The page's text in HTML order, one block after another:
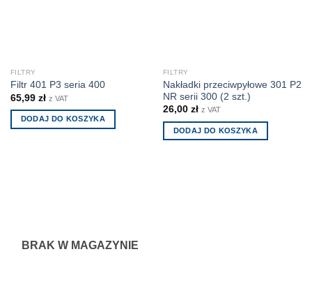
FILTRY
Filtr 401 P3 seria 400
65,99 zł z VAT
DODAJ DO KOSZYKA
FILTRY
Nakładki przeciwpyłowe 301 P2
NR serii 300 (2 szt.)
26,00 zł z VAT
DODAJ DO KOSZYKA
BRAK W MAGAZYNIE